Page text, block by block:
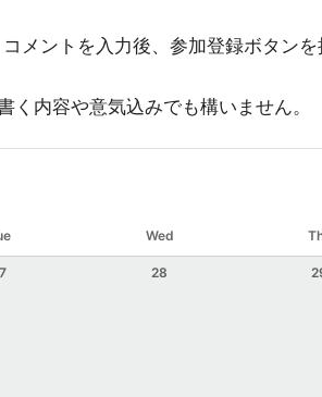
メントを入力後、参加登録ボタンを
内容や意気込みでも構いません。
Wed
28